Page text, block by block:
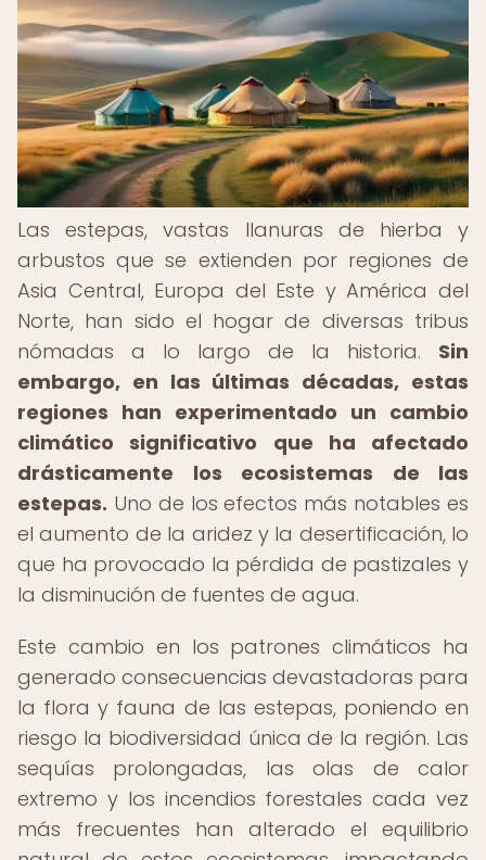
Las estepas, vastas llanuras de hierba y
arbustos que se extienden por regiones de
Asia Central, Europa del Este y América del
Norte, han sido el hogar de diversas tribus
nómadas a lo largo de la historia. Sin
embargo, en las últimas décadas, estas
regiones han experimentado un cambio
climático significativo que ha afectado
drásticamente los ecosistemas de las
estepas. Uno de los efectos más notables es
el aumento de la aridez y la desertificación, lo
que ha provocado la pérdida de pastizales y
la disminución de fuentes de agua.
Este cambio en los patrones climáticos ha
generado consecuencias devastadoras para
la flora y fauna de las estepas, poniendo en
riesgo la biodiversidad única de la región. Las
sequías prolongadas, las olas de calor
extremo y los incendios forestales cada vez
más frecuentes han alterado el equilibrio